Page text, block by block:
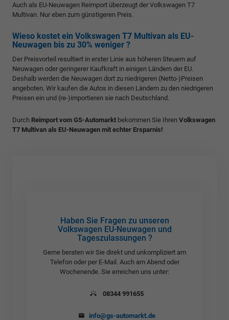
Auch als EU-Neuwagen Reimport überzeugt der Volkswagen T7
Multivan. Nur eben zum günstigeren Preis.
Wieso kostet ein Volkswagen T7 Multivan als EU-
Neuwagen bis zu 30% weniger ?
Der Preisvorteil resultiert in erster Linie aus höheren Steuern auf
Neuwagen oder geringerer Kaufkraft in einigen Ländern der EU.
Deshalb werden die Neuwagen dort zu niedrigeren (Netto-)Preisen
angeboten. Wir kaufen die Autos in diesen Ländern zu den niedrigeren
Preisen ein und (re-)importieren sie nach Deutschland.
Durch Reimport vom GS-Automarkt bekommen Sie Ihren Volkswagen
T7 Multivan als EU-Neuwagen mit echter Ersparnis!
Haben Sie Fragen zu unseren
Volkswagen EU-Neuwagen und
Tageszulassungen ?
Gerne beraten wir Sie direkt und unkompliziert am
Telefon oder per E-Mail. Auch am Abend oder
Wochenende. Sie erreichen uns unter:
08344 991655
info@gs-automarkt.de